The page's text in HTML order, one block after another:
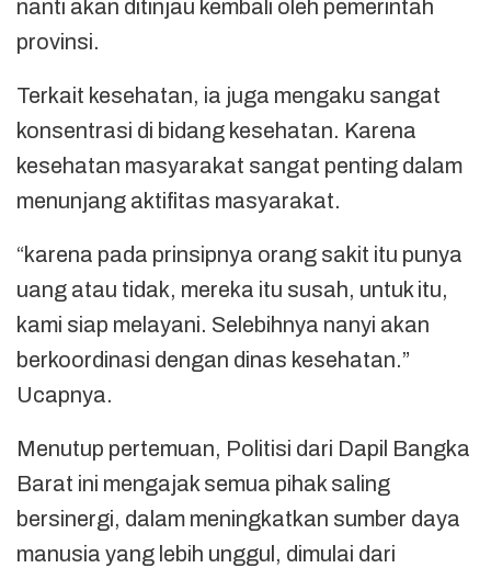
nanti akan ditinjau kembali oleh pemerintah
provinsi.
Terkait kesehatan, ia juga mengaku sangat
konsentrasi di bidang kesehatan. Karena
kesehatan masyarakat sangat penting dalam
menunjang aktifitas masyarakat.
“karena pada prinsipnya orang sakit itu punya
uang atau tidak, mereka itu susah, untuk itu,
kami siap melayani. Selebihnya nanyi akan
berkoordinasi dengan dinas kesehatan.”
Ucapnya.
Menutup pertemuan, Politisi dari Dapil Bangka
Barat ini mengajak semua pihak saling
bersinergi, dalam meningkatkan sumber daya
manusia yang lebih unggul, dimulai dari